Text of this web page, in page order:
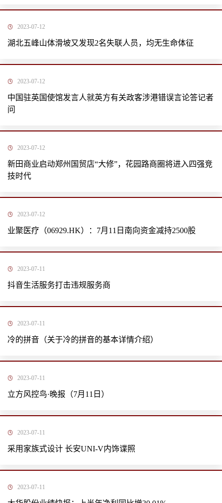
2023-07-12
湖北五峰山体滑坡又发现2名失联人员，均无生命体征
2023-07-12
中国驻英国使馆发言人就英方有关政客涉港错误言论答记者
问
2023-07-12
新田商业启动郑州国贸店“大修”，花园路商圈将进入四强竞
技时代
2023-07-12
业聚医疗（06929.HK）：7月11日南向资金减持2500股
2023-07-11
抖音生活服务打击违规服务商
2023-07-11
冷的拼音（关于冷的拼音的基本详情介绍）
2023-07-11
立方风控鸟·晚报（7月11日）
2023-07-11
采用家族式设计 长安UNI-V内饰谍照
2023-07-11